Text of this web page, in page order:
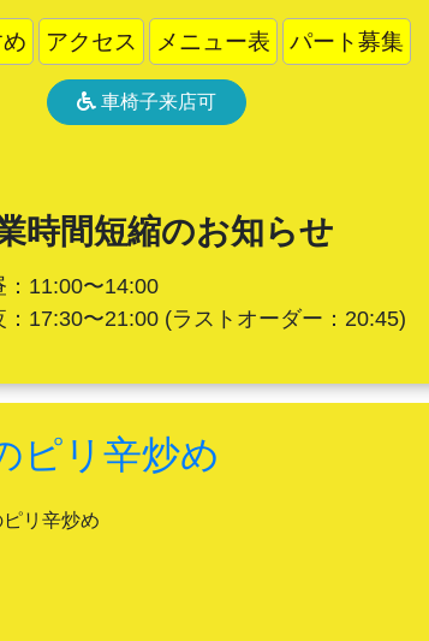
アクセス メニュー表 パート募集
車椅子来店可
時間短縮のお知らせ
：11:00〜14:00
：17:30〜21:00(ラストオーダー：20:45)
ピリ辛炒め
リ辛炒め